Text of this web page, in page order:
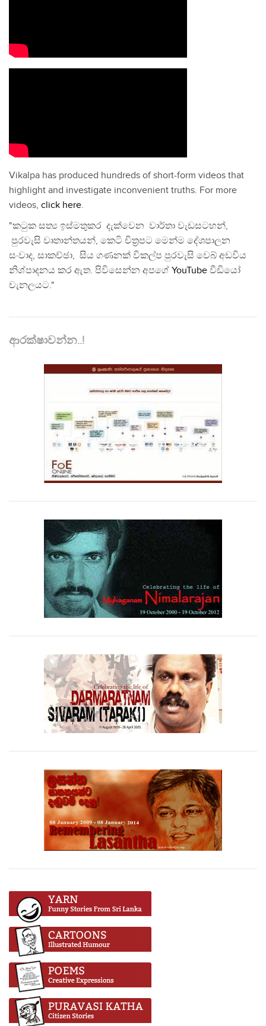
Vikalpa has produced hundreds of short-form videos that
highlight and investigate inconvenient truths. For more
videos, click here.
"කටුක සත්‍ය ඉස්මතුකර දැක්වෙන වාර්තා වැඩසටහන්,
පුරවැසි වෘතාන්තයන්, කෙටි චිත්‍රපට මෙන්ම දේශපාලන
සංවාද, සාකච්ඡා, සිය ගණනක් විකල්ප පුරවැසි වෙබ් අඩවිය
නිශ්පාදනය කර ඇත. පිවිසෙන්න අපගේ YouTube වීඩියෝ
චැනලයට."
ආරක්ෂාවන්න..!